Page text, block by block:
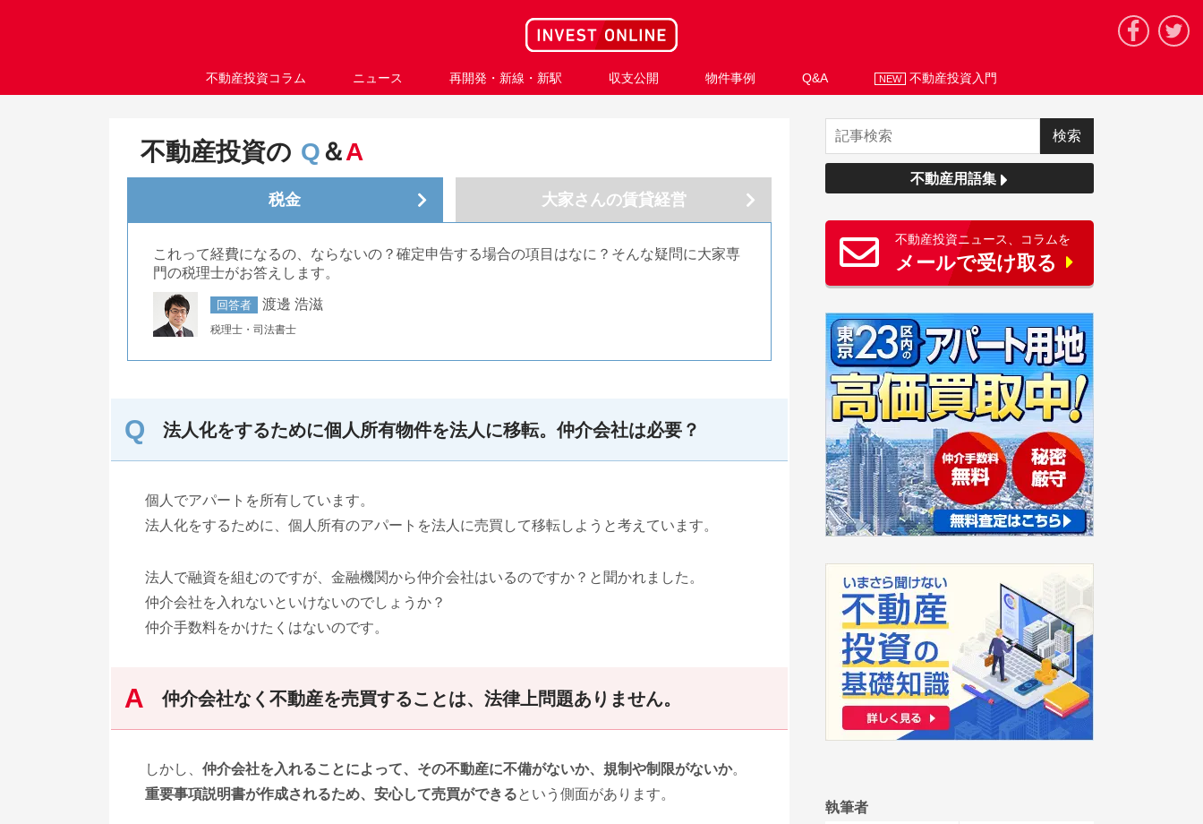
不動産投資コラム ニュース 再開発・新線・新駅 収支公開 物件事例 Q&A NEW 不動産投資入門
不動産投資の Q＆A
税金 大家さんの賃貸経営
これって経費になるの、ならないの？確定申告する場合の項目はなに？そんな疑問に大家専
門の税理士がお答えします。
回答者 渡邊 浩滋
税理士・司法書士
法人化をするために個人所有物件を法人に移転。仲介会社は必要？
個人でアパートを所有しています。
法人化をするために、個人所有のアパートを法人に売買して移転しようと考えています。
法人で融資を組むのですが、金融機関から仲介会社はいるのですか？と聞かれました。
仲介会社を入れないといけないのでしょうか？
仲介手数料をかけたくはないのです。
仲介会社なく不動産を売買することは、法律上問題ありません。
しかし、 仲介会社を入れることによって、その不動産に不備がないか、規制や制限がないか。
重要事項説明書が作成されるため、安心して売買ができるという側面があります。
不動産用語集
不動産投資ニュース、コラムを
メールで受け取る
執筆者